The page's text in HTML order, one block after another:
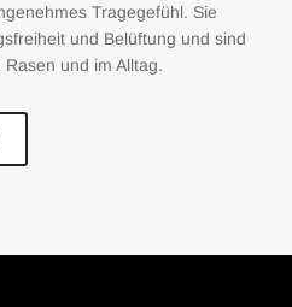
Tragegefühl. Sie
und Belüftung und sind
und im Alltag.